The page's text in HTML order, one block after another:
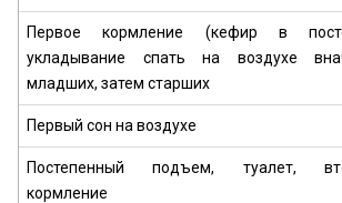
Первое кормление (кефир в
укладывание спать на воздухе
младших, затем старших
Первый сон на воздухе
Постепенный подъем, туалет,
кормление